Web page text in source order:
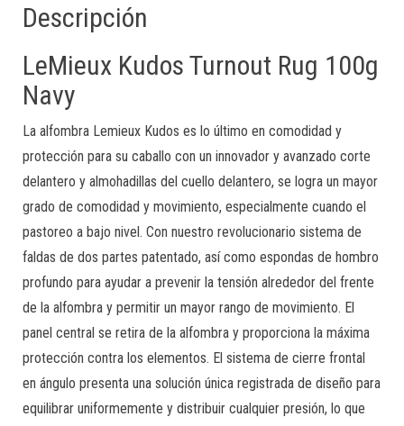
Descripción
LeMieux Kudos Turnout Rug 100g
Navy
La alfombra Lemieux Kudos es lo último en comodidad y
protección para su caballo con un innovador y avanzado corte
delantero y almohadillas del cuello delantero, se logra un mayor
grado de comodidad y movimiento, especialmente cuando el
pastoreo a bajo nivel. Con nuestro revolucionario sistema de
faldas de dos partes patentado, así como espondas de hombro
profundo para ayudar a prevenir la tensión alrededor del frente
de la alfombra y permitir un mayor rango de movimiento. El
panel central se retira de la alfombra y proporciona la máxima
protección contra los elementos. El sistema de cierre frontal
en ángulo presenta una solución única registrada de diseño para
equilibrar uniformemente y distribuir cualquier presión, lo que